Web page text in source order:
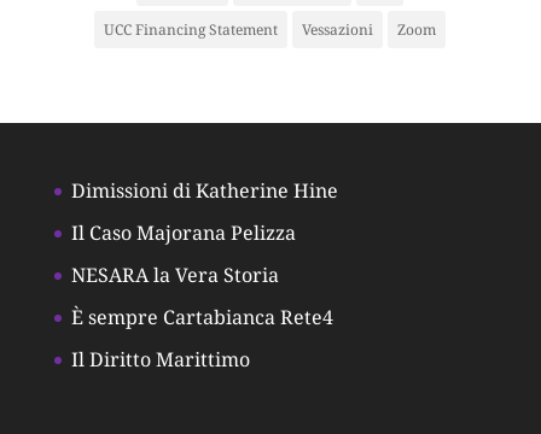
UCC Financing Statement Vessazioni Zoom
Dimissioni di Katherine Hine
Il Caso Majorana Pelizza
NESARA la Vera Storia
È sempre Cartabianca Rete4
Il Diritto Marittimo